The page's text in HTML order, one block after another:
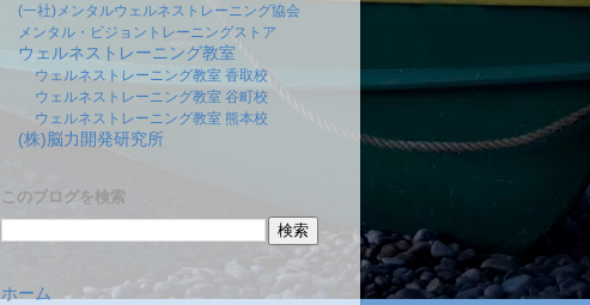
(一社)メンタルウェルネストレーニング協会
メンタル・ビジョントレーニングストア
ウェルネストレーニング教室
ウェルネストレーニング教室 香取校
ウェルネストレーニング教室 谷町校
ウェルネストレーニング教室 熊本校
(株)脳力開発研究所
このブログを検索
ホーム